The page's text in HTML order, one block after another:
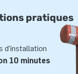
garantie sur chaque
rencontrez le
pratiques
d'installation
10 minutes